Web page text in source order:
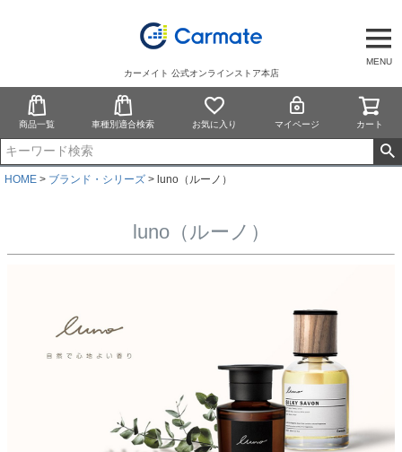
MENU
カーメイト 公式オンラインストア本店
商品一覧 車種別適合検索 お気に入り マイページ カート
HOME ブランド・シリーズ luno（ルーノ）
luno（ルーノ）